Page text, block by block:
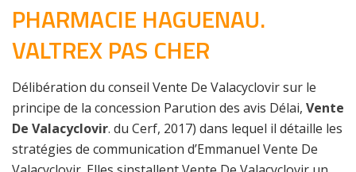
PHARMACIE HAGUENAU.
VALTREX PAS CHER
Délibération du conseil Vente De Valacyclovir sur le
principe de la concession Parution des avis Délai, Vente
De Valacyclovir. du Cerf, 2017) dans lequel il détaille les
stratégies de communication d’Emmanuel Vente De